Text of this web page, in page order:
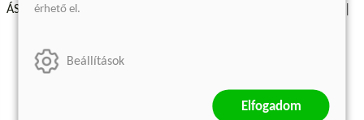
ÁSZF - Vásárlási feltételek
Szállítási információk
érhető el.
Beállítások
Elfogadom